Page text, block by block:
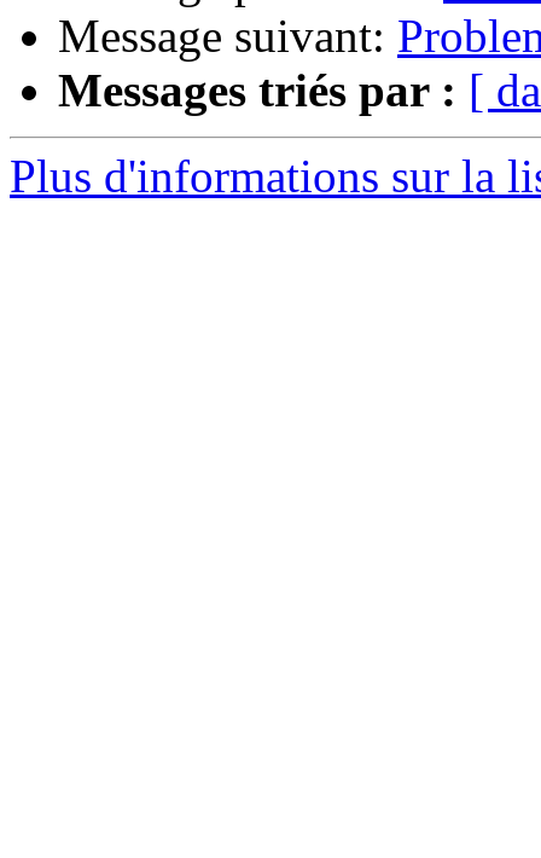
Message suivant:
Messages triés par : [
Plus d'informations sur la